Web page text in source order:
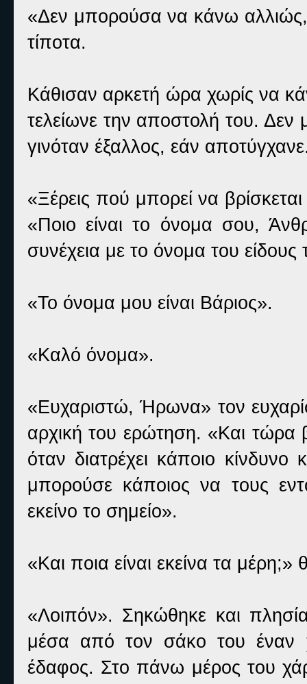
«Δεν μπορούσα να κάνω
τίποτα.
Κάθισαν αρκετή ώρα χωρίς να
τελείωνε την αποστολή του.
γινόταν έξαλλος, εάν
«Ξέρεις πού μπορεί να
«Ποιο είναι το όνομα σου,
συνέχεια με το όνομα του είδους
«Το όνομα μου είναι Βάριος».
«Καλό όνομα».
«Ευχαριστώ, Ήρωνα» τον
αρχική του ερώτηση. «Και τώρα
όταν διατρέχει κάποιο
μπορούσε κάποιος να τους
εκείνο το σημείο».
«Και ποια είναι εκείνα τα μέρη;»
«Λοιπόν». Σηκώθηκε και
μέσα από τον σάκο του έναν
έδαφος. Στο πάνω μέρος του